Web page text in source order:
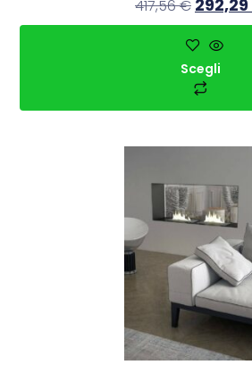
417,56€ 292,29
Scegli